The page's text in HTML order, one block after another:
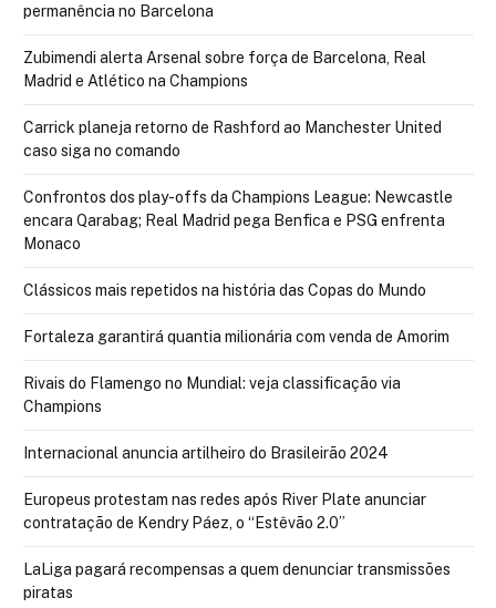
permanência no Barcelona
Zubimendi alerta Arsenal sobre força de Barcelona, Real
Madrid e Atlético na Champions
Carrick planeja retorno de Rashford ao Manchester United
caso siga no comando
Confrontos dos play-offs da Champions League: Newcastle
encara Qarabag; Real Madrid pega Benfica e PSG enfrenta
Monaco
Clássicos mais repetidos na história das Copas do Mundo
Fortaleza garantirá quantia milionária com venda de Amorim
Rivais do Flamengo no Mundial: veja classificação via
Champions
Internacional anuncia artilheiro do Brasileirão 2024
Europeus protestam nas redes após River Plate anunciar
contratação de Kendry Páez, o “Estêvão 2.0”
LaLiga pagará recompensas a quem denunciar transmissões
piratas